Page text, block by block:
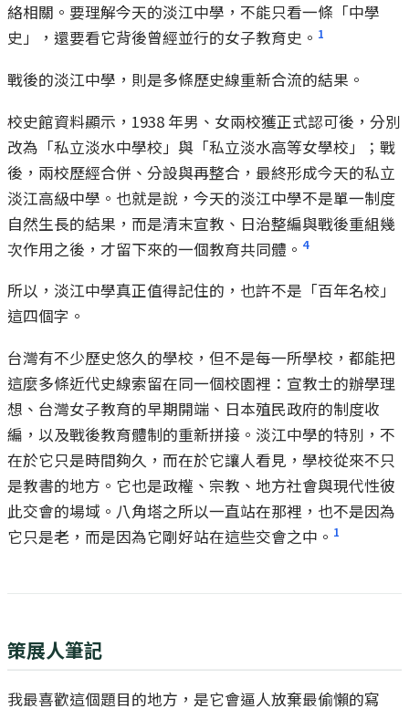
絡相關。要理解今天的淡江中學，不能只看一條「中學
史」，還要看它背後曾經並行的女子教育史。 1
戰後的淡江中學，則是多條歷史線重新合流的結果。
校史館資料顯示，1938 年男、女兩校獲正式認可後，分別
改為「私立淡水中學校」與「私立淡水高等女學校」；戰
後，兩校歷經合併、分設與再整合，最終形成今天的私立
淡江高級中學。也就是說，今天的淡江中學不是單一制度
自然生長的結果，而是清末宣教、日治整編與戰後重組幾
次作用之後，才留下來的一個教育共同體。 4
所以，淡江中學真正值得記住的，也許不是「百年名校」
這四個字。
台灣有不少歷史悠久的學校，但不是每一所學校，都能把
這麼多條近代史線索留在同一個校園裡：宣教士的辦學理
想、台灣女子教育的早期開端、日本殖民政府的制度收
編，以及戰後教育體制的重新拼接。淡江中學的特別，不
在於它只是時間夠久，而在於它讓人看見，學校從來不只
是教書的地方。它也是政權、宗教、地方社會與現代性彼
此交會的場域。八角塔之所以一直站在那裡，也不是因為
它只是老，而是因為它剛好站在這些交會之中。 1
策展人筆記
我最喜歡這個題目的地方，是它會逼人放棄最偷懶的寫